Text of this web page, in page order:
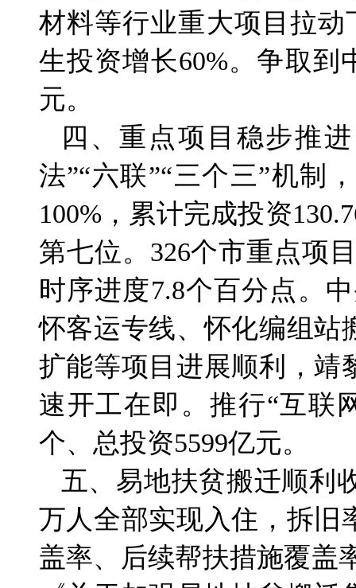
材料等行业重大项目拉动
生投资增长60%。争取到
元。
四、重点项目稳步推
法”“六联”“三个三”机制
100%，累计完成投资
第七位。326个市重点项
时序进度7.8个百分点。
怀客运专线、怀化编组站
扩能等项目进展顺利，靖
速开工在即。推行“互联
个、总投资5599亿元。
五、易地扶贫搬迁顺利
万人全部实现入住，拆旧
盖率、后续帮扶措施覆盖